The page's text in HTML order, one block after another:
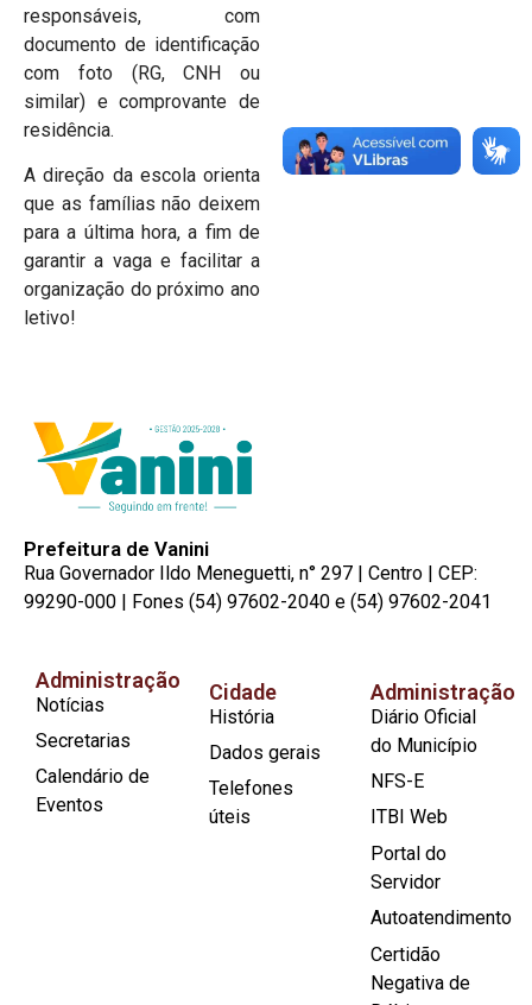
responsáveis, com
documento de identificação
com foto (RG, CNH ou
similar) e comprovante de
residência.
A direção da escola orienta
que as famílias não deixem
para a última hora, a fim de
garantir a vaga e facilitar a
organização do próximo ano
letivo!
Prefeitura de Vanini
Rua Governador Ildo Meneguetti, n° 297 | Centro | CEP:
99290-000 | Fones (54) 97602-2040 e (54) 97602-2041
Administração
Notícias
Secretarias
Calendário de
Eventos
Cidade
História
Dados gerais
Telefones
úteis
Administração
Diário Oficial
do Município
NFS-E
ITBI Web
Portal do
Servidor
Autoatendimento
Certidão
Negativa de